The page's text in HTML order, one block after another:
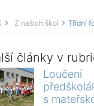
Z našich škol Třídní
články v
Loučení
s